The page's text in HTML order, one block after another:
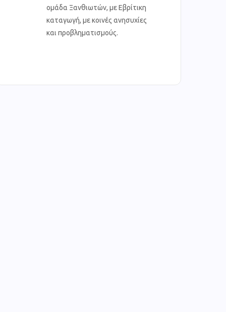
ομάδα Ξανθιωτών, με Εβρίτικη
καταγωγή, με κοινές ανησυχίες
και προβληματισμούς.